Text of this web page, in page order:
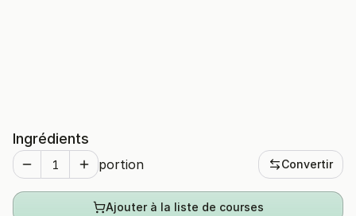
Ingrédients
portion Convertir
Ajouter à la liste de courses